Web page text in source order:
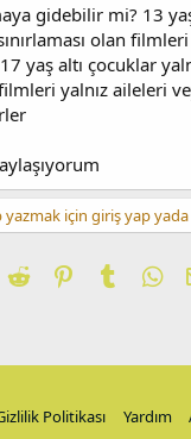
gidebilir mi? 13
olan
yaş altı çocuklar
yalnız aileleri
yazmak için giriş yap yada
Reddit PinterestTumblr
Politikası Yardım